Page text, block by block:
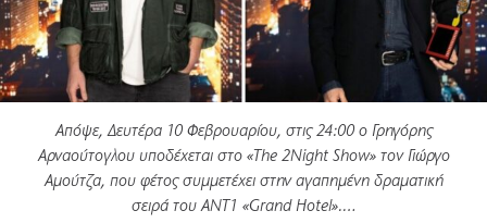
Απόψε, Δευτέρα 10 Φεβρουαρίου, στις 24:00 ο Γρηγόρης
Αρναούτογλου υποδέχεται στο «The 2Night Show» τον Γιώργο
Αμούτζα, που φέτος συμμετέχει στην αγαπημένη δραματική
σειρά του ΑΝΤ1 «Grand Hotel».…